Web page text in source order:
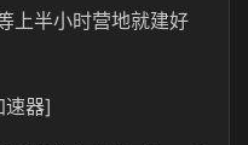
上半小时营地就建好
速器]